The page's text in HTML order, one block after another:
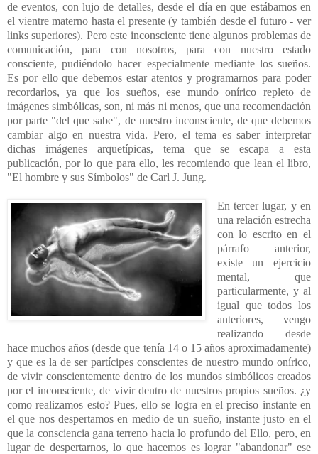
de eventos, con lujo de detalles, desde el día en que estábamos en
el vientre materno hasta el presente (y también desde el futuro - ver
links superiores). Pero este inconsciente tiene algunos problemas de
comunicación, para con nosotros, para con nuestro estado
consciente, pudiéndolo hacer especialmente mediante los sueños.
Es por ello que debemos estar atentos y programarnos para poder
recordarlos, ya que los sueños, ese mundo onírico repleto de
imágenes simbólicas, son, ni más ni menos, que una recomendación
por parte "del que sabe", de nuestro inconsciente, de que debemos
cambiar algo en nuestra vida. Pero, el tema es saber interpretar
dichas imágenes arquetípicas, tema que se escapa a esta
publicación, por lo que para ello, les recomiendo que lean el libro,
"El hombre y sus Símbolos" de Carl J. Jung.
En tercer lugar, y en
una relación estrecha
con lo escrito en el
párrafo anterior,
existe un ejercicio
mental, que
particularmente, y al
igual que todos los
anteriores, vengo
realizando desde
hace muchos años (desde que tenía 14 o 15 años aproximadamente)
y que es la de ser partícipes conscientes de nuestro mundo onírico,
de vivir conscientemente dentro de los mundos simbólicos creados
por el inconsciente, de vivir dentro de nuestros propios sueños. ¿y
como realizamos esto? Pues, ello se logra en el preciso instante en
el que nos despertamos en medio de un sueño, instante justo en el
que la consciencia gana terreno hacia lo profundo del Ello, pero, en
lugar de despertarnos, lo que hacemos es lograr "abandonar" ese